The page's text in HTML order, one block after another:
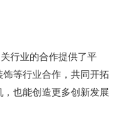
行业的合作提供了平
等行业合作，共同开拓
也能创造更多创新发展